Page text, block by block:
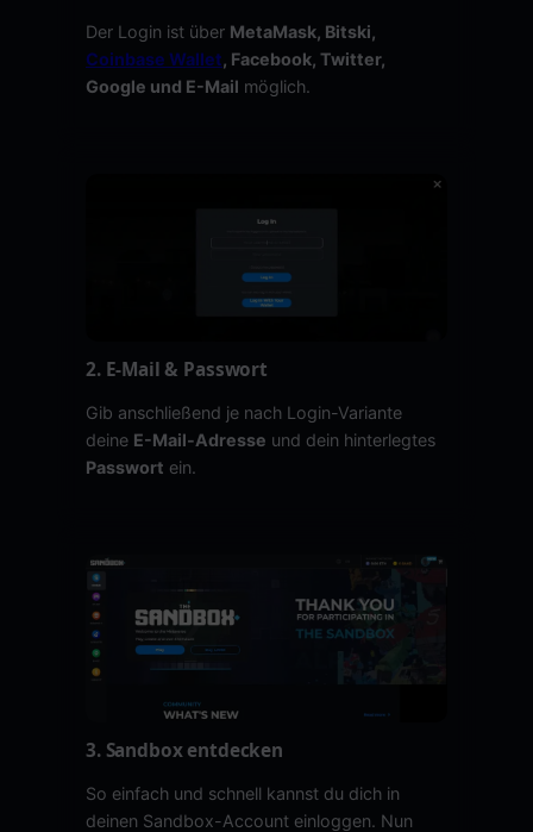
Der Login ist über MetaMask, Bitski,
Coinbase Wallet, Facebook, Twitter,
Google und E-Mail möglich.
2. E-Mail & Passwort
Gib anschließend je nach Login-Variante
deine E-Mail-Adresse und dein hinterlegtes
Passwort ein.
3. Sandbox entdecken
So einfach und schnell kannst du dich in
deinen Sandbox-Account einloggen. Nun